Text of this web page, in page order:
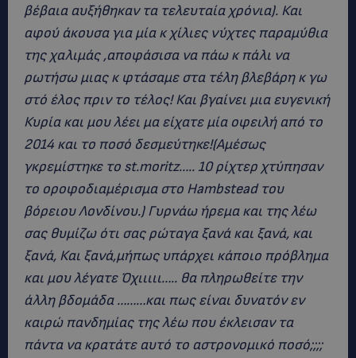
βέβαια αυξήθηκαν τα τελευταία χρόνια). Και
αφού άκουσα για μία κ χίλιες νύχτες παραμύθια
της χαλιμάς ,αποφάσισα να πάω κ πάλι να
ρωτήσω μιας κ φτάσαμε στα τέλη βλεβάρη κ γω
στό έλος πριν το τέλος! Και βγαίνει μια ευγενική
Κυρία και μου λέει μα είχατε μία οφειλή από το
2014 και το ποσό δεσμεύτηκε!(Αμέσως
γκρεμίστηκε το st.moritz….. 10 ρίχτερ χτύπησαν
το οροφοδιαμέρισμα στο Hambstead του
βόρειου Λονδίνου.) Γυρνάω ήρεμα και της λέω
σας θυμίζω ότι σας ρώταγα ξανά και ξανά, και
ξανά, Και ξανά,μήπως υπάρχει κάποιο πρόβλημα
και μου λέγατε Όχιιιιι….. θα πληρωθείτε την
άλλη βδομάδα ………και πως είναι δυνατόν εν
καιρώ πανδημίας της λέω που έκλεισαν τα
πάντα να κρατάτε αυτό το αστρονομικό ποσό;;;;